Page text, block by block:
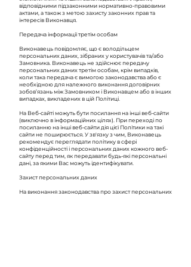
відповідними підзаконними нормативно-правовими
актами, а також з метою захисту законних прав та
інтересів Виконавця.
Передача інформації третім особам
Виконавець повідомляє, що є володільцем
персональних даних, зібраних у користувачів та/або
Замовника. Виконавець не здійснює передачу
персональних даних третім особам, крім випадків,
коли така передача є вимогою законодавства або є
необхідною для належного виконання договірних
зобов’язань між Замовником і Виконавцем або в інших
випадках, викладених в цій Політиці.
На Веб-сайті можуть бути посилання на інші веб-сайти
(виключно в інформаційних цілях). При переході по
посиланню на інші веб-сайти дія цієї Політики на такі
сайти не поширюється. У зв'язку з чим, Виконавець
рекомендує переглядати політику в сфері
конфіденційності і персональних даних кожного веб-
сайту перед тим, як передавати будь-які персональні
дані, за якими Вас можуть ідентифікувати.
Захист персональних даних
На виконання законодавства про захист персональних